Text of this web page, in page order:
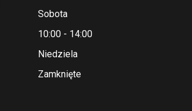
Sobota
10:00 - 14:00
Niedziela
Zamknięte